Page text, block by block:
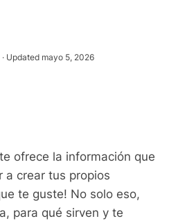
· Updated mayo 5, 2026
te ofrece la información que
a crear tus propios
te guste! No solo eso,
para qué sirven y te